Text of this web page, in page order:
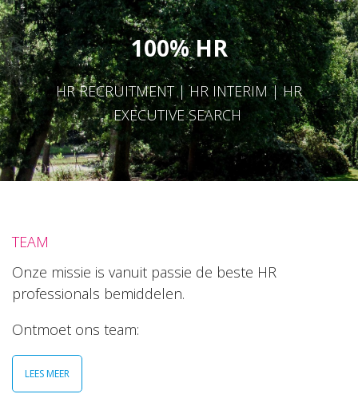
100% HR
HR RECRUITMENT | HR INTERIM | HR
EXECUTIVE SEARCH
TEAM
Onze missie is vanuit passie de beste HR
professionals bemiddelen.
Ontmoet ons team:
LEES MEER